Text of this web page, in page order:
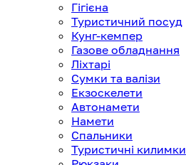
Гігієна
Туристичний посуд
Кунг-кемпер
Газове обладнання
Ліхтарі
Сумки та валізи
Екзоскелети
Автонамети
Намети
Спальники
Туристичні килимки